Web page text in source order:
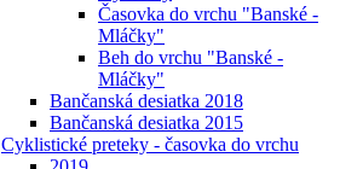
Časovka do vrchu "Banské -
Mláčky"
Beh do vrchu "Banské -
Mláčky"
Bančanská desiatka 2018
Bančanská desiatka 2015
Cyklistické preteky - časovka do vrchu